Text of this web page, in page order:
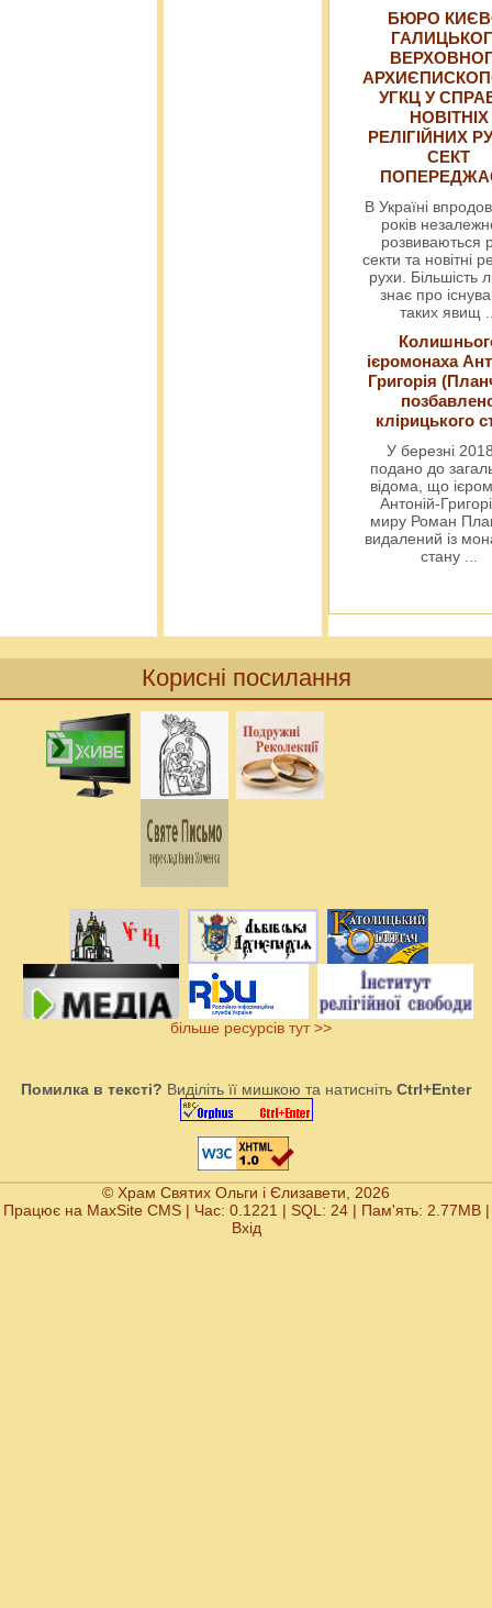
БЮРО
УГКЦ У
НОВІТНІХ
РЕЛІГІЙНИХ
СЕКТ
В Україні
років
розвиваються
секти та новітні
рухи. Більшість
знає про
таких явищ
ієромонаха
Григорія
клірицького
У березні
подано до
відома, що
Антоній-
миру Роман
видалений із
стану ...
Корисні посилання
більше ресурсів тут >>
Помилка в тексті? Виділіть її мишкою та натисніть Ctrl+Enter
© Храм Святих Ольги і Єлизавети, 2026
Працює на MaxSite CMS| Час: 0.1221 | SQL: 24 | Пам'ять: 2.77MB|
Вхід